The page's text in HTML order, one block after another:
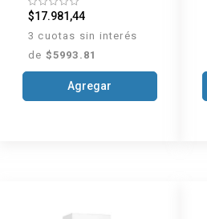
$17.981,44
3 cuotas sin interés
de $5993.81
Agregar